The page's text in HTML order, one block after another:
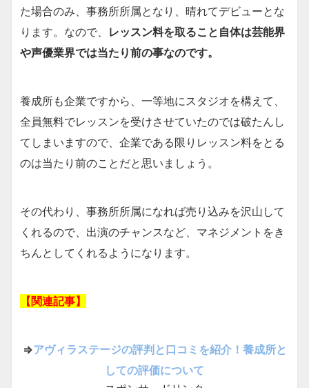
た場合のみ、事務所所属となり、晴れてデビューとな
ります。なので、 レッスン料を取ること自体は芸能界
や声優業界では当たり前の事なのです。
養成所も企業ですから、一等地にスタジオを構えて、
全員無料でレッスンを受けさせていたのでは破たんし
てしまいますので、企業である限りレッスン料をとる
のは当たり前のことだと思いましょう。
その代わり、事務所所属になれば売り込みを沢山して
くれるので、出演のチャンスなど、マネジメントをき
ちんとしてくれるようになります。
【関連記事】
⇒アヴィラステージの評判と口コミを紹介！養成所と
しての評価について